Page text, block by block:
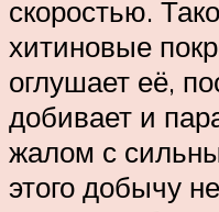
скоростью.
хитиновые
оглушает её,
добивает и
жалом с
этого добычу